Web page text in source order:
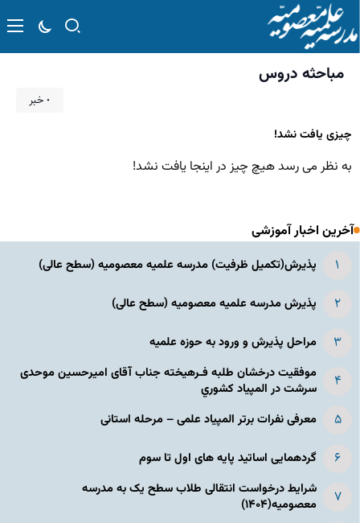
مباحثه دروس
۰ خبر
چیزی یافت نشد!
به نظر می رسد هیچ چیز در اینجا یافت نشد!
آخرین اخبار آموزشی
پذیرش(تکمیل ظرفیت) مدرسه علمیه معصومیه‌ (سطح عالی)
پذیرش مدرسه علمیه معصومیه‌ (سطح عالی)
مراحل پذیرش و ورود به حوزه علمیه
موفقیت درخشان طلبه فـرهیخته جناب آقای امیرحسین موحدی
سرشت در المپياد كشوري
معرفی نفرات برتر المپیاد علمی – مرحله استانی
گردهمایی اساتید پایه های اول تا سوم
شرایط درخواست انتقالی طلاب سطح یک به مدرسه
معصومیه(۱۴۰۴)